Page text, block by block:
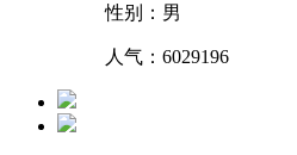
性别：男
人气： 6029196